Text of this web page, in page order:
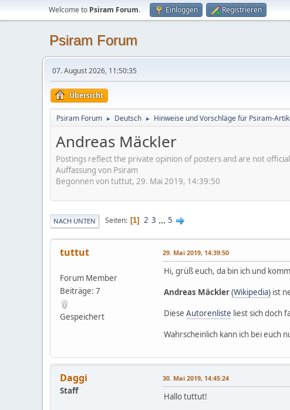
Welcome to Psiram Forum. Einloggen Registrieren
Psiram Forum
07. August 2026, 11:50:35
Übersicht
Psiram Forum ► Deutsch ► Hinweise und Vorschläge für Psiram-
Andreas Mäckler
Postings reflect the private opinion of posters and are not
Auffassung von Psiram
Begonnen von tuttut, 29. Mai 2019, 14:39:50
NACH UNTEN Seiten 1 2 3 ... 5
tuttut
Forum Member
Beiträge: 7
Gespeichert
29. Mai 2019, 14:39:50
Hi, grüß euch, da bin ich und
Andreas Mäckler(Wikipedia) ist
Diese Autorenliste liest sich doch
Wahrscheinlich kann ich bei euch
Daggi
Staff
30. Mai 2019, 14:45:24
Hallo tuttut!